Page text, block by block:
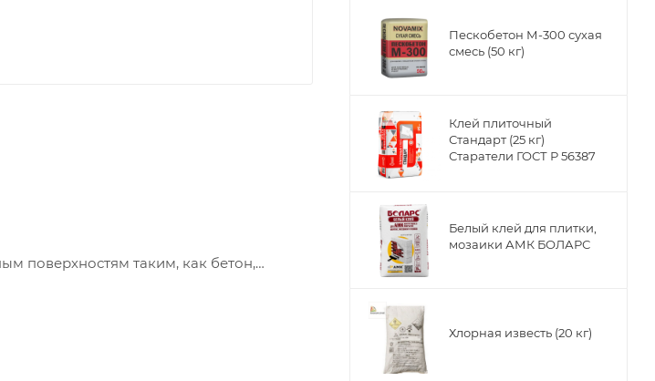
поверхностям таким, как бетон,
Пескобетон М-300 сухая
смесь (50 кг)
Клей плиточный
Стандарт (25 кг)
Старатели ГОСТ Р 56387
Белый клей для плитки,
мозаики АМК БОЛАРС
Хлорная известь (20 кг)